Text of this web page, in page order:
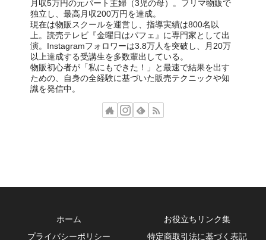
月収5万円の元パート主婦（3児の母）。フリマ物販で
独立し、最高月収200万円を達成。
現在は物販スクールを運営し、指導実績は800名以
上。読売テレビ『金曜日はパフェ』に専門家として出
演。Instagramフォロワーは3.8万人を突破し、月20万
以上達成する受講生を多数輩出している。
物販初心者が「私にもできた！」と最速で結果を出す
ための、自身の全経験に基づいた販売テクニックや知
識を発信中。
ホーム
お役立ちリンク集
プライバシーポリシー
特定商取引法に基づく表記